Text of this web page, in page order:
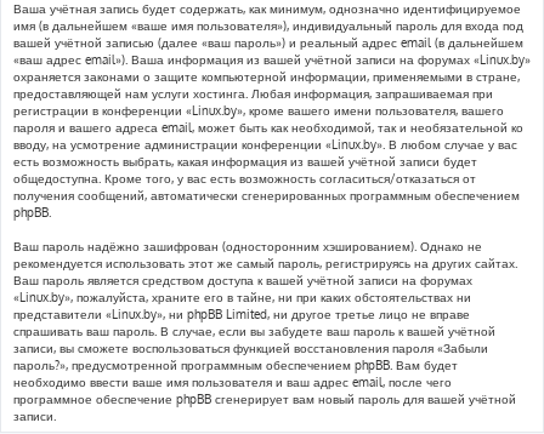
Ваша учётная запись будет содержать, как минимум, однозначно идентифицируемое
имя (в дальнейшем «ваше имя пользователя»), индивидуальный пароль для входа под
вашей учётной записью (далее «ваш пароль») и реальный адрес email (в дальнейшем
«ваш адрес email»). Ваша информация из вашей учётной записи на форумах «Linux.by»
охраняется законами о защите компьютерной информации, применяемыми в стране,
предоставляющей нам услуги хостинга. Любая информация, запрашиваемая при
регистрации в конференции «Linux.by», кроме вашего имени пользователя, вашего
пароля и вашего адреса email, может быть как необходимой, так и необязательной ко
вводу, на усмотрение администрации конференции «Linux.by». В любом случае у вас
есть возможность выбрать, какая информация из вашей учётной записи будет
общедоступна. Кроме того, у вас есть возможность согласиться/отказаться от
получения сообщений, автоматически сгенерированных программным обеспечением
phpBB.
Ваш пароль надёжно зашифрован (односторонним хэшированием). Однако не
рекомендуется использовать этот же самый пароль, регистрируясь на других сайтах.
Ваш пароль является средством доступа к вашей учётной записи на форумах
«Linux.by», пожалуйста, храните его в тайне, ни при каких обстоятельствах ни
представители «Linux.by», ни phpBB Limited, ни другое третье лицо не вправе
спрашивать ваш пароль. В случае, если вы забудете ваш пароль к вашей учётной
записи, вы сможете воспользоваться функцией восстановления пароля «Забыли
пароль?», предусмотренной программным обеспечением phpBB. Вам будет
необходимо ввести ваше имя пользователя и ваш адрес email, после чего
программное обеспечение phpBB сгенерирует вам новый пароль для вашей учётной
записи.